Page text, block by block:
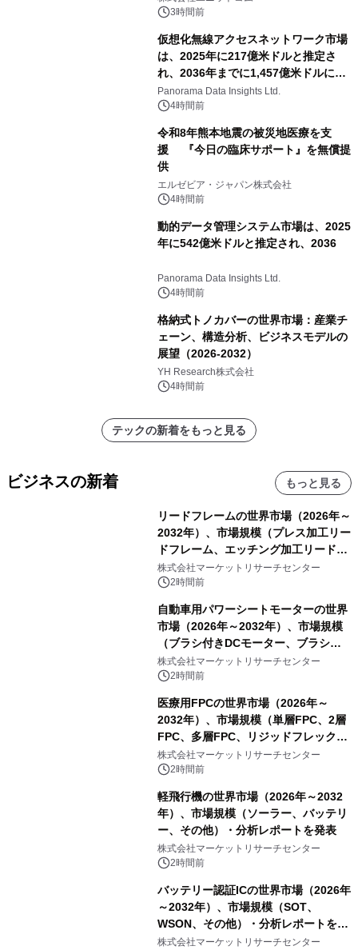
対象iiyama PCのご購入で最大3万円分
3時間前
仮想化無線アクセスネットワーク市場
は、2025年に217億米ドルと推定さ
れ、2036年までに1,457億米ドルに達
すると予測されており、予測期間
（2026年～2036年）
Panorama Data Insights Ltd.
4時間前
令和8年熊本地震の被災地医療を支
援 『今日の臨床サポート』を無償提
供
エルゼビア・ジャパン株式会社
4時間前
動的データ管理システム市場は、2025
年に542億米ドルと推定され、2036
Panorama Data Insights Ltd.
4時間前
格納式トノカバーの世界市場：産業チ
ェーン、構造分析、ビジネスモデルの
展望（2026-2032）
YH Research株式会社
4時間前
テックの新着をもっと見る
ビジネスの新着 もっと見る
リードフレームの世界市場（2026年～
2032年）、市場規模（プレス加工リー
ドフレーム、エッチング加工リードフ
レーム）・分析レポートを発表
株式会社マーケットリサーチセンター
2時間前
自動車用パワーシートモーターの世界
市場（2026年～2032年）、市場規模
（ブラシ付きDCモーター、ブラシレ
スDCモーター）・分析レポートを発
表
株式会社マーケットリサーチセンター
2時間前
医療用FPCの世界市場（2026年～
2032年）、市場規模（単層FPC、2層
FPC、多層FPC、リジッドフレックス
PCB）・分析レポートを発表
株式会社マーケットリサーチセンター
2時間前
軽飛行機の世界市場（2026年～2032
年）、市場規模（ソーラー、バッテリ
ー、その他）・分析レポートを発表
株式会社マーケットリサーチセンター
2時間前
バッテリー認証ICの世界市場（2026年
～2032年）、市場規模（SOT、
WSON、その他）・分析レポートを発
表
株式会社マーケットリサーチセンター